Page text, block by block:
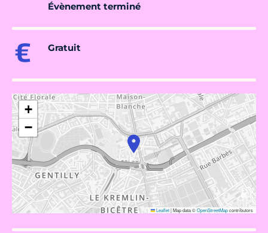
Évènement terminé
Gratuit
+
−
Leaflet|Map data ©OpenStreetMapcontributors